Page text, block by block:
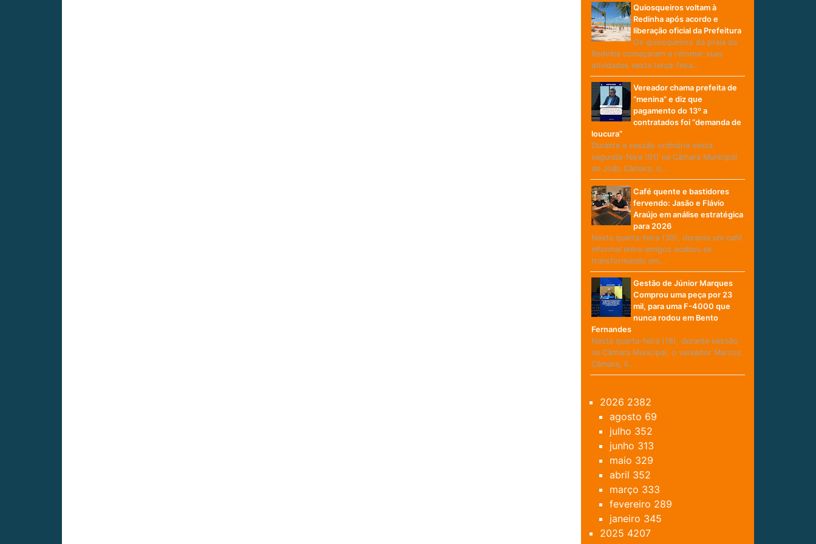
Quiosqueiros voltam à
Redinha após acordo e
liberação oficial da Prefeitura
Os quiosqueiros da praia da
Redinha começaram a retomar suas
atividades nesta terça-feira…
Vereador chama prefeita de
“menina” e diz que
pagamento do 13º a
contratados foi “demanda de
loucura”
Durante a sessão ordinária desta
segunda-feira (01) na Câmara Municipal
de João Câmara, o…
Café quente e bastidores
fervendo: Jasão e Flávio
Araújo em análise estratégica
para 2026
Nesta quarta-feira (30), durante um café
informal entre amigos acabou se
transformando em…
Gestão de Júnior Marques
Comprou uma peça por 23
mil, para uma F-4000 que
nunca rodou em Bento
Fernandes
Nesta quarta-feira (18), durante sessão
na Câmara Municipal, o vereador Marcos
Câmara, lí…
2026 2382
agosto 69
julho 352
junho 313
maio 329
abril 352
março 333
fevereiro 289
janeiro 345
2025 4207